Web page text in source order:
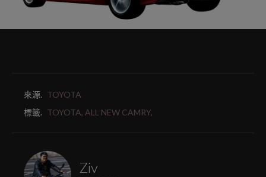
來源. TOYOTA
標籤. TOYOTA, ALL NEW CAMRY,
Ziv